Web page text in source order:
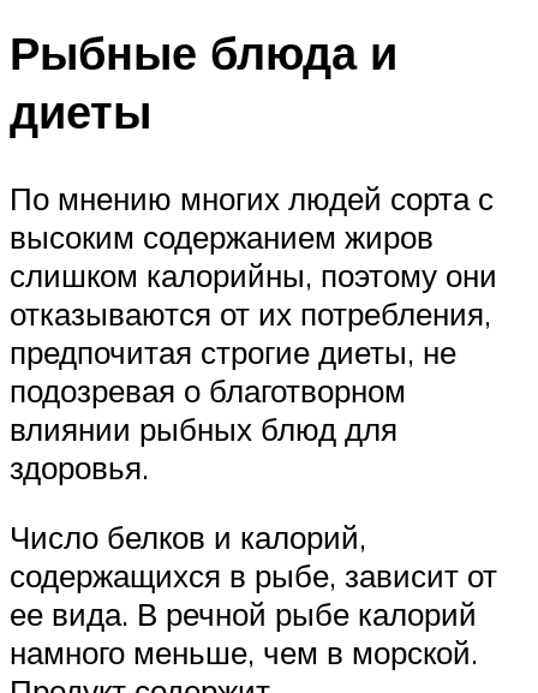
Рыбные блюда и
диеты
По мнению многих людей сорта с
высоким содержанием жиров
слишком калорийны, поэтому они
отказываются от их потребления,
предпочитая строгие диеты, не
подозревая о благотворном
влиянии рыбных блюд для
здоровья.
Число белков и калорий,
содержащихся в рыбе, зависит от
ее вида. В речной рыбе калорий
намного меньше, чем в морской.